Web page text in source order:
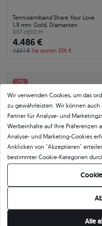
Tennisarmband Share Your Love
1,9 mm: Gold, Diamanten
0.57 ct|SI2/H
4.486 €
4.824 € Sie sparen 338 €
-7%
585|gelbgold
Wir verwenden Cookies, um das
zu gewährleisten. Wir können
Partner für Analyse- und
Werbeinhalte auf Ihre Präferenzen
Analyse- und Marketing-Cookies
Anklicken von "Akzeptieren"
bestimmter Cookie-Kategorien
möchten, klicken Sie auf "Lassen
Präferenzen. Sie können Ihre
Ihre Cookie-Einstellungen ändern.
Alle